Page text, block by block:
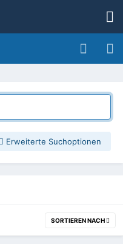
Erweiterte Suchoptionen
SORTIEREN NACH